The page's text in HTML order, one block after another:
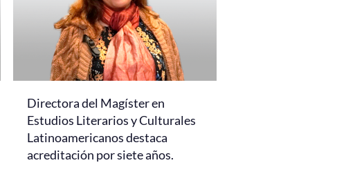
Directora del Magíster en
Estudios Literarios y Culturales
Latinoamericanos destaca
acreditación por siete años.